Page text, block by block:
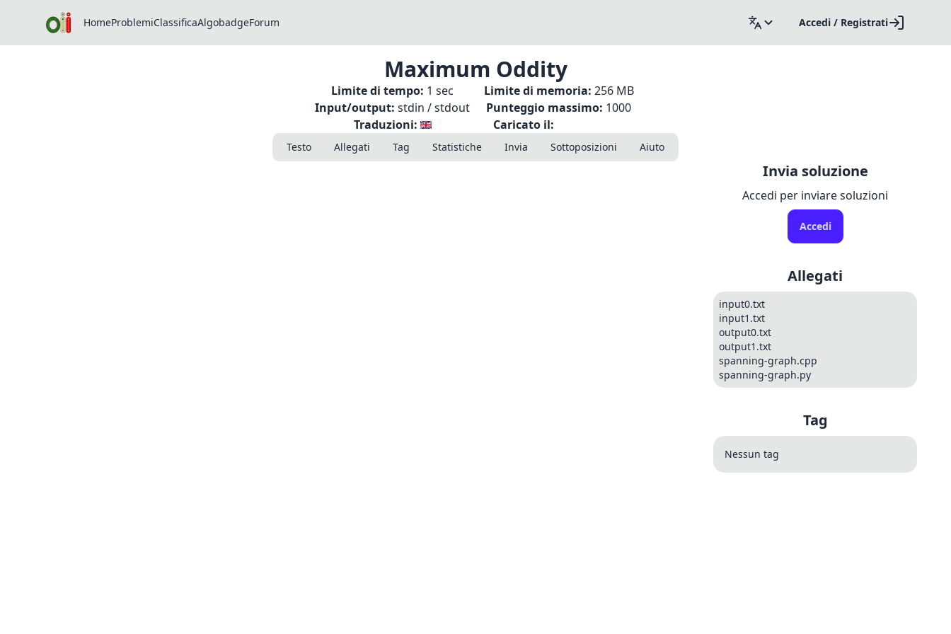
HomeProblemiClassificaAlgobadgeForum Accedi / Registrati
Maximum Oddity
Limite di tempo: 1 sec Limite di memoria: 256 MB
Input/output: stdin / stdout Punteggio massimo: 1000
Traduzioni:
Caricato il:
Testo Allegati Tag Statistiche Invia Sottoposizioni Aiuto
Invia soluzione
Accedi per inviare soluzioni
Accedi
Allegati
input0.txt
input1.txt
output0.txt
output1.txt
spanning-graph.cpp
spanning-graph.py
Tag
Nessun tag